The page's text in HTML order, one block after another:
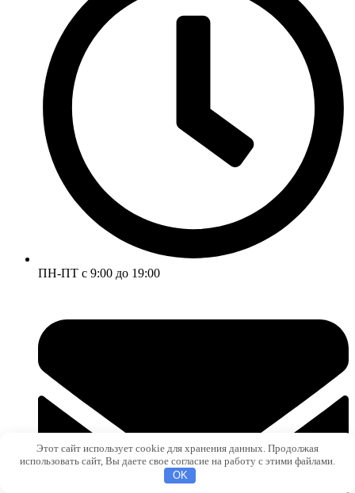
ПН-ПТ с 9:00 до 19:00
Этот сайт использует cookie для хранения данных. Продолжая
использовать сайт, Вы даете свое согласие на работу с этими файлами.
OK